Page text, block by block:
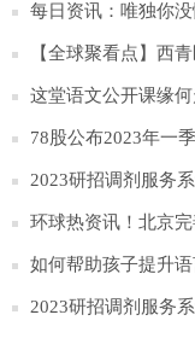
目前参与塞力斯问
每日资讯：唯独你
【全球聚看点】西
身“爱心置换亭”
这堂语文公开课缘
78股公布2023年一
2023研招调剂服务
愿
环球热资讯！北京
如何帮助孩子提升
2023研招调剂服务